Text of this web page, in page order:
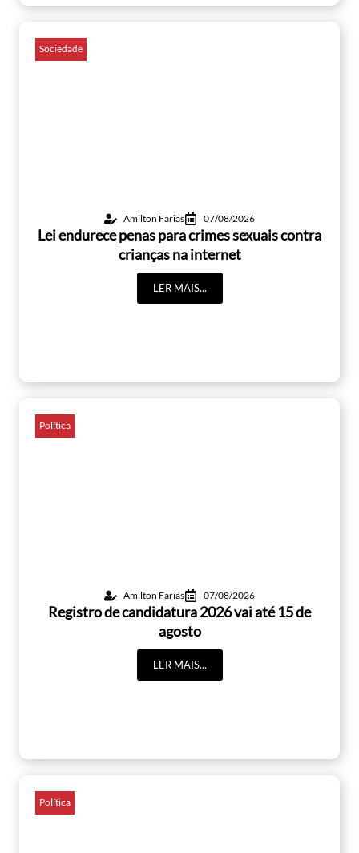
Sociedade
Amilton Farias 07/08/2026
Lei endurece penas para crimes sexuais contra
crianças na internet
LER MAIS...
Política
Amilton Farias 07/08/2026
Registro de candidatura 2026 vai até 15 de
agosto
LER MAIS...
Política